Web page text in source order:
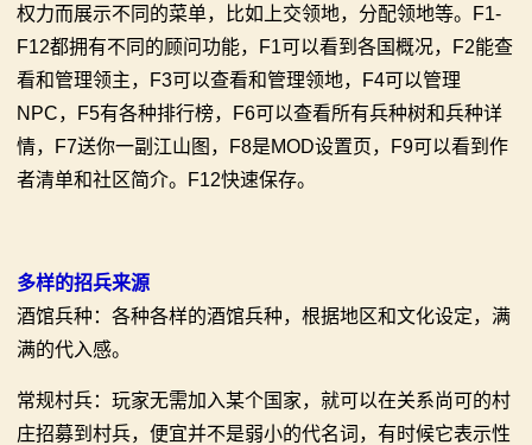
权力而展示不同的菜单，比如上交领地，分配领地等。F1-
F12都拥有不同的顾问功能，F1可以看到各国概况，F2能查
看和管理领主，F3可以查看和管理领地，F4可以管理
NPC，F5有各种排行榜，F6可以查看所有兵种树和兵种详
情，F7送你一副江山图，F8是MOD设置页，F9可以看到作
者清单和社区简介。F12快速保存。
多样的招兵来源
酒馆兵种：各种各样的酒馆兵种，根据地区和文化设定，满
满的代入感。
常规村兵：玩家无需加入某个国家，就可以在关系尚可的村
庄招募到村兵，便宜并不是弱小的代名词，有时候它表示性